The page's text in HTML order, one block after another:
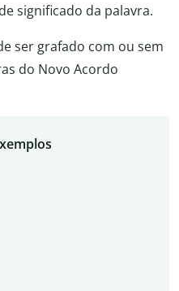
significado da palavra.
ser grafado com ou sem
do Novo Acordo